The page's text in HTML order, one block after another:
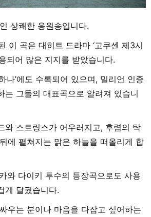
상쾌한 응원송입니다.
이 곡은 대히트 드라마 ‘고쿠센 제3시
되어 많은 지지를 받았습니다.
나’에도 수록되어 있으며, 밀리언 인증
는 그들의 대표곡으로 알려져 있습니
와 스트링스가 어우러지고, 후렴의 탁
에 펼쳐지는 맑은 하늘을 떠올리게 합
와 다이키 투수의 등장곡으로도 사용
게 달궜습니다.
우는 분이나 마음을 다잡고 싶어하는